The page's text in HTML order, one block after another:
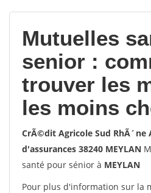
Mutuelles
senior :
trouver les
les moins
CrÃ©dit Agricole Sud RhÃ´ne
d'assurances 38240 MEYLAN
santé pour sénior à MEYLAN
Pour plus d'information sur la